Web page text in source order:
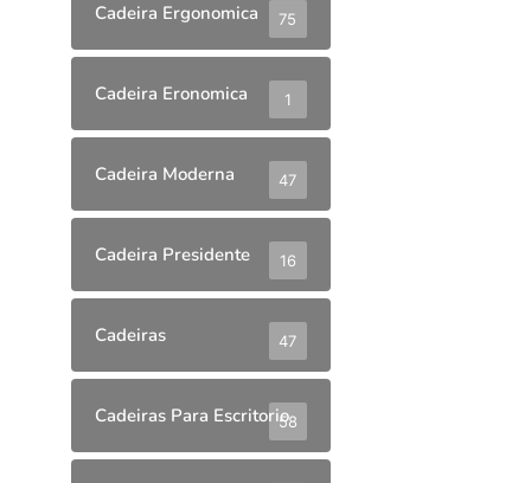
Cadeira Ergonomica 75
Cadeira Eronomica 1
Cadeira Moderna 47
Cadeira Presidente 16
Cadeiras 47
Cadeiras Para Escritorio58